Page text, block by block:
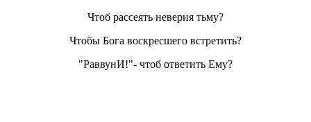
Чтоб рассеять неверия тьму?
Чтобы Бога воскресшего встретить?
"РаввунИ!"- чтоб ответить Ему?